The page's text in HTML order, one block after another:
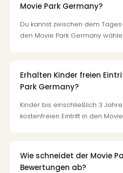
Movie Park Germany?
Du kannst zwischen dem
den Movie Park Germany
Erhalten Kinder freien
Park Germany?
Kinder bis einschließlich 3
kostenfreien Eintritt in den
Wie schneidet der Movie
Bewertungen ab?